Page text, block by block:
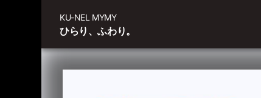
ひらり、ふわり。
KU-NEL MYMY